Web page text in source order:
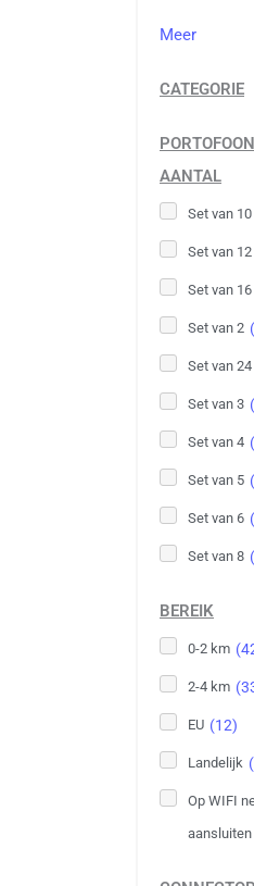
Meer
CATEGORIE
AANTAL
Set van 10
Set van 12
Set van 16
Set van 2 (
Set van 24
Set van 3 (
Set van 4 (
Set van 5 (
Set van 6 (
Set van 8 (
BEREIK
0-2 km (
2-4 km (
EU (12)
Landelijk (
Op WIFI
aansluiten